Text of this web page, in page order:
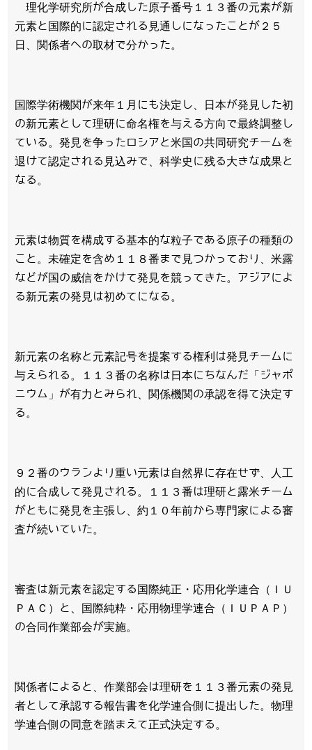
理化学研究所が合成した原子番号１１３番の元素が新
元素と国際的に認定される見通しになったことが２５
日、関係者への取材で分かった。
国際学術機関が来年１月にも決定し、日本が発見した初
の新元素として理研に命名権を与える方向で最終調整し
ている。発見を争ったロシアと米国の共同研究チームを
退けて認定される見込みで、科学史に残る大きな成果と
なる。
元素は物質を構成する基本的な粒子である原子の種類の
こと。未確定を含め１１８番まで見つかっており、米露
などが国の威信をかけて発見を競ってきた。アジアによ
る新元素の発見は初めてになる。
新元素の名称と元素記号を提案する権利は発見チームに
与えられる。１１３番の名称は日本にちなんだ「ジャポ
ニウム」が有力とみられ、関係機関の承認を得て決定す
る。
９２番のウランより重い元素は自然界に存在せず、人工
的に合成して発見される。１１３番は理研と露米チーム
がともに発見を主張し、約１０年前から専門家による審
査が続いていた。
審査は新元素を認定する国際純正・応用化学連合（ＩＵ
ＰＡＣ）と、国際純粋・応用物理学連合（ＩＵＰＡＰ）
の合同作業部会が実施。
関係者によると、作業部会は理研を１１３番元素の発見
者として承認する報告書を化学連合側に提出した。物理
学連合側の同意を踏まえて正式決定する。